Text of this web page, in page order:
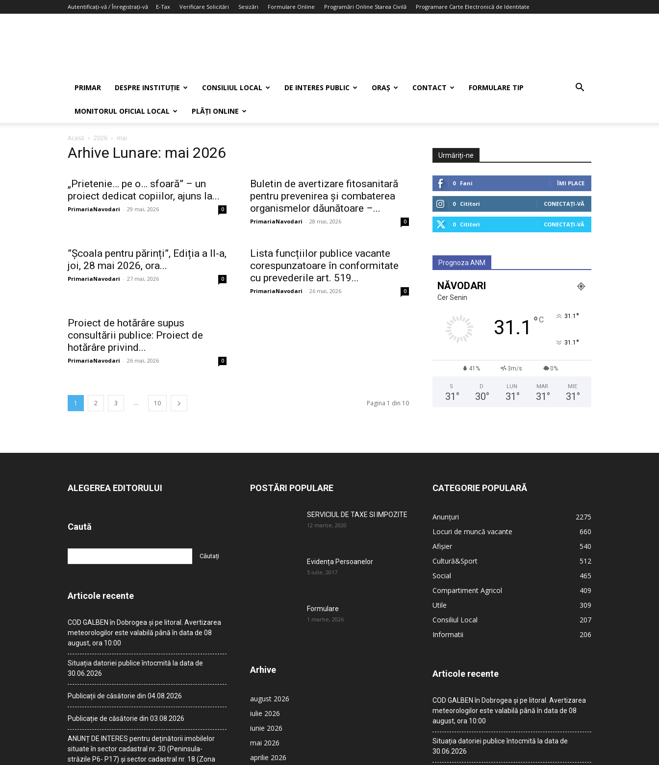
Autentificați-vă / Înregistrați-vă E-Tax Verificare Solicitări Sesizări Formulare Online Programări Online Starea Civilă Programare Carte Electronică de Identitate
PRIMAR DESPRE INSTITUȚIE CONSILIUL LOCAL DE INTERES PUBLIC ORAȘ CONTACT FORMULARE TIP
MONITORUL OFICIAL LOCAL PLĂȚI ONLINE
Acasă 2026 mai
Arhive Lunare: mai 2026
„Prietenie… pe o… sfoară” – un
proiect dedicat copiilor, ajuns la...
PrimariaNavodari - 29 mai, 2026 0
Buletin de avertizare fitosanitară
pentru prevenirea și combaterea
organismelor dăunătoare –...
PrimariaNavodari - 28 mai, 2026 0
”Școala pentru părinți”, Ediția a II-a,
joi, 28 mai 2026, ora...
PrimariaNavodari - 27 mai, 2026 0
Lista funcțiilor publice vacante
corespunzatoare în conformitate
cu prevederile art. 519...
PrimariaNavodari - 26 mai, 2026 0
Proiect de hotărâre supus
consultării publice: Proiect de
hotărâre privind...
PrimariaNavodari - 26 mai, 2026 0
1 2 3 ... 10 Pagina 1 din 10
Urmăriți-ne
0 Fani ÎMI PLACE
0 Cititori CONECTAȚI-VĂ
0 Cititori CONECTAȚI-VĂ
Prognoza ANM
NĂVODARI
Cer Senin
31.1 °C 31.1 °
31.1 °
41% 3m/s 0%
S
31 °
D
30°
LUN
31 °
MAR
31 °
MIE
31 °
ALEGEREA EDITORULUI
Caută
Articole recente
COD GALBEN în Dobrogea și pe litoral. Avertizarea
meteorologilor este valabilă până în data de 08
august, ora 10:00
Situația datoriei publice întocmită la data de
30.06.2026
Publicații de căsătorie din 04.08.2026
Publicație de căsătorie din 03.08.2026
ANUNȚ DE INTERES pentru deținătorii imobilelor
situate în sector cadastral nr. 30 (Peninsula-
străzile P6- P17) și sector cadastral nr. 18 (Zona
POSTĂRI POPULARE
SERVICIUL DE TAXE SI IMPOZITE
12 martie, 2020
Evidența Persoanelor
5 iulie, 2017
Formulare
1 martie, 2026
Arhive
august 2026
iulie 2026
iunie 2026
mai 2026
aprilie 2026
CATEGORIE POPULARĂ
Anunțuri
2275
Locuri de muncă vacante
660
Afișier
540
Cultură&Sport
512
Social
465
Compartiment Agricol
409
Utile
309
Consiliul Local
207
Informatii
206
Articole recente
COD GALBEN în Dobrogea și pe litoral. Avertizarea
meteorologilor este valabilă până în data de 08
august, ora 10:00
Situația datoriei publice întocmită la data de
30.06.2026